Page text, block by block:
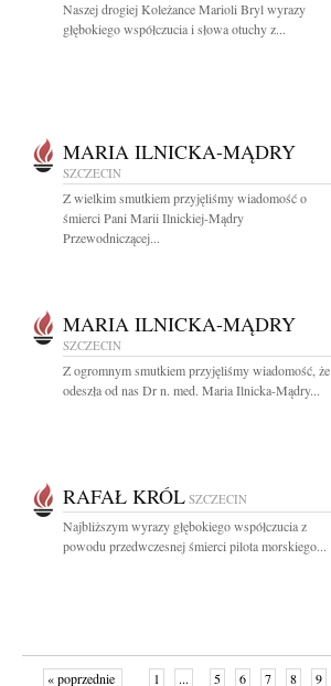
Naszej drogiej Koleżance Marioli Bryl wyrazy
głębokiego współczucia i słowa otuchy z...
MARIA ILNICKA-MĄDRY
SZCZECIN
Z wielkim smutkiem przyjęliśmy wiadomość o
śmierci Pani Marii Ilnickiej-Mądry
Przewodniczącej...
MARIA ILNICKA-MĄDRY
SZCZECIN
Z ogromnym smutkiem przyjęliśmy wiadomość, że
odeszła od nas Dr n. med. Maria Ilnicka-Mądry...
RAFAŁ KRÓL SZCZECIN
Najbliższym wyrazy głębokiego współczucia z
powodu przedwczesnej śmierci pilota morskiego...
« poprzednie 1 ... 5 6 7 8 9